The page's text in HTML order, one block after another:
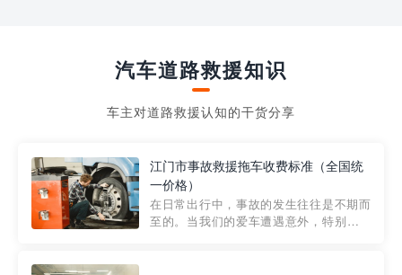
汽车道路救援知识
车主对道路救援认知的干货分享
江门市事故救援拖车收费标准（全国统
一价格）
在日常出行中，事故的发生往往是不期而
至的。当我们的爱车遭遇意外，特别是在